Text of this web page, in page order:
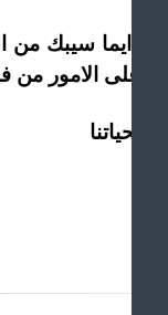
سيبك من
الامور من